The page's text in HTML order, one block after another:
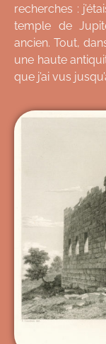
recherches :
temple de
ancien. Tout,
une haute
que j’ai vus